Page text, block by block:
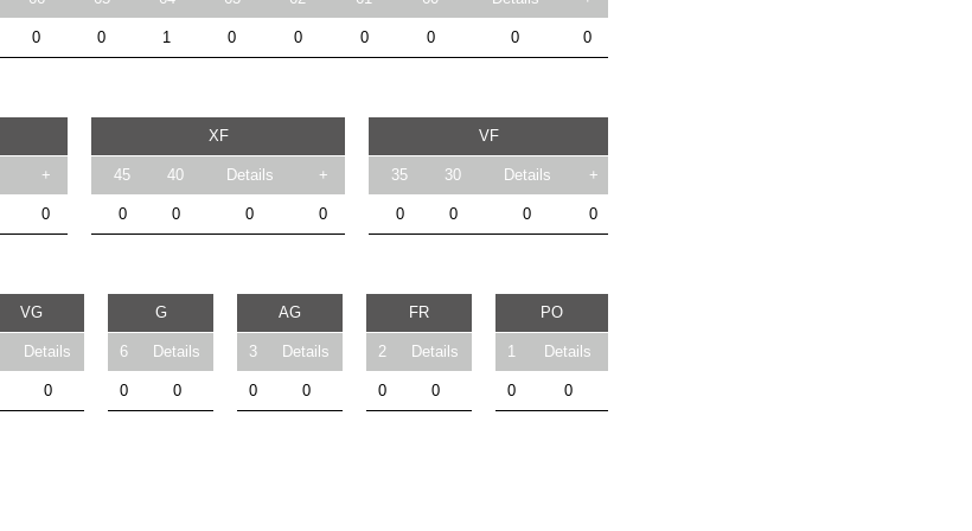
0 0 1 0 0 0 0 0 0
XF VF
+ 45 40 Details + 35 30 Details +
0 0 0 0 0 0 0 0 0
VG G AG FR PO
Details 6 Details 3 Details 2 Details 1 Details
0 0 0 0 0 0 0 0 0